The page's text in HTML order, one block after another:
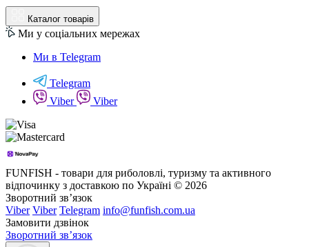
Каталог товарів
Ми у соціальних мережах
Ми в Telegram
Telegram
Viber
Viber
FUNFISH - товари для риболовлі, туризму та активного
відпочинку з доставкою по Україні © 2026
Зворотний зв’язок
Viber Viber Telegram info@funfish.com.ua
Замовити дзвінок
Зворотний зв’язок